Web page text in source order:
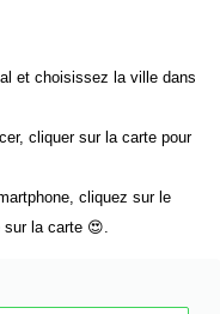
et choisissez la ville dans
cliquer sur la carte pour
cliquez sur le
sur la carte 😍.